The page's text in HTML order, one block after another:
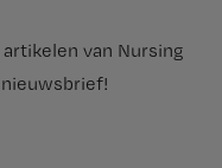
van Nursing
!